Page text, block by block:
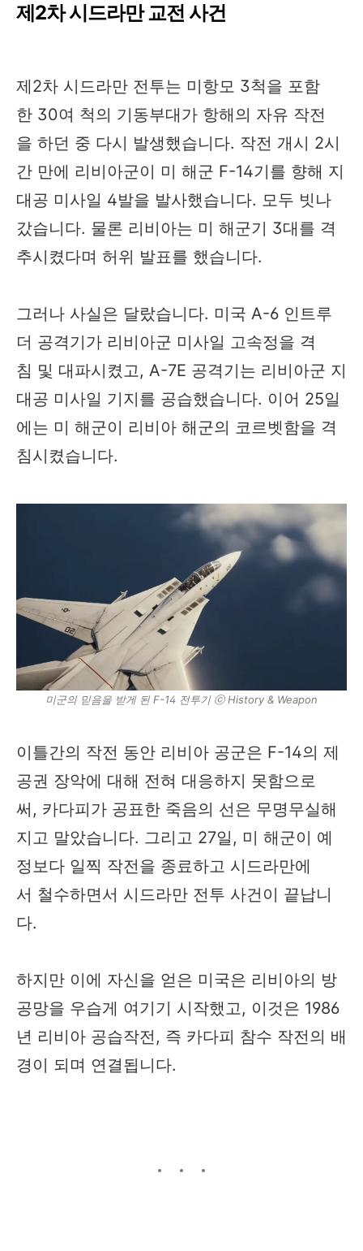
제2차 시드라만 교전 사건
제2차 시드라만 전투는 미항모 3척을 포함
한 30여 척의 기동부대가 항해의 자유 작전
을 하던 중 다시 발생했습니다. 작전 개시 2시
간 만에 리비아군이 미 해군 F-14기를 향해 지
대공 미사일 4발을 발사했습니다. 모두 빗나
갔습니다. 물론 리비아는 미 해군기 3대를 격
추시켰다며 허위 발표를 했습니다.
그러나 사실은 달랐습니다. 미국 A-6 인트루
더 공격기가 리비아군 미사일 고속정을 격
침 및 대파시켰고, A-7E 공격기는 리비아군 지
대공 미사일 기지를 공습했습니다. 이어 25일
에는 미 해군이 리비아 해군의 코르벳함을 격
침시켰습니다.
미군의 믿음을 받게 된 F-14 전투기 ⓒ History & Weapon
이틀간의 작전 동안 리비아 공군은 F-14의 제
공권 장악에 대해 전혀 대응하지 못함으로
써, 카다피가 공표한 죽음의 선은 무명무실해
지고 말았습니다. 그리고 27일, 미 해군이 예
정보다 일찍 작전을 종료하고 시드라만에
서 철수하면서 시드라만 전투 사건이 끝납니
다.
하지만 이에 자신을 얻은 미국은 리비아의 방
공망을 우습게 여기기 시작했고, 이것은 1986
년 리비아 공습작전, 즉 카다피 참수 작전의 배
경이 되며 연결됩니다.